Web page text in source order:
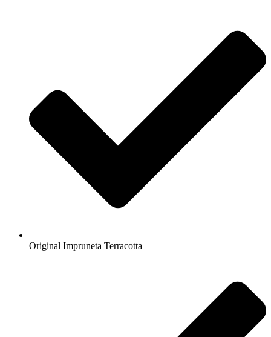
Original Impruneta Terracotta